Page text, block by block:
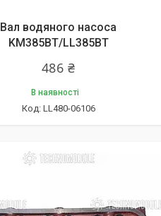
Вал водяного насоса
KM385BT/LL385BT
486 ₴
В наявності
LL480-06106